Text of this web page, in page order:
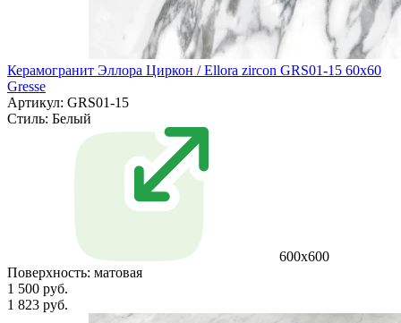
Керамогранит Эллора Циркон / Ellora zircon GRS01-15 60х60
Gresse
Артикул: GRS01-15
Стиль: Белый
600х600
Поверхность: матовая
1 500 руб.
1 823 руб.